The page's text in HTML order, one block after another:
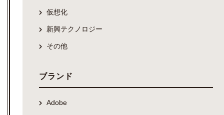
仮想化
新興テクノロジー
その他
ブランド
Adobe